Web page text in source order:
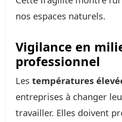
nos espaces naturels.
Vigilance en
professionnel
Les températures
entreprises à changer
travailler. Elles doivent